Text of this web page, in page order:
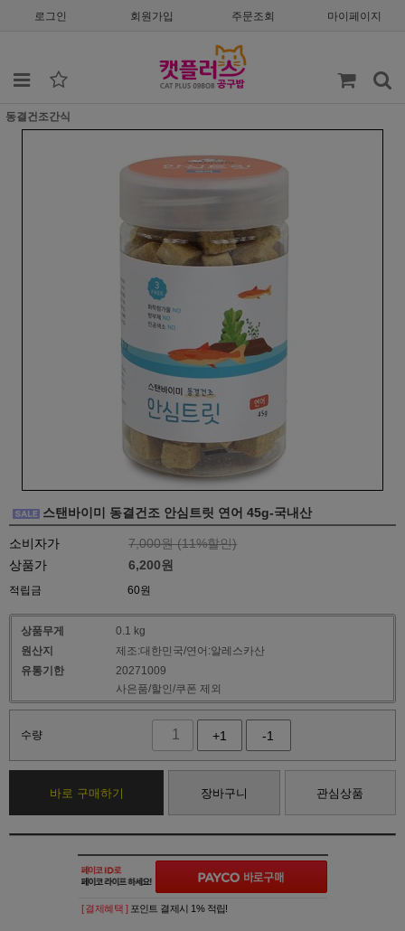
로그인 회원가입 주문조회 마이페이지
동결건조간식
스탠바이미 동결건조 안심트릿 연어 45g-국내산
소비자가 7,000원 (11%할인)
상품가
6,200원
적립금 60원
상품무게
0.1 kg
원산지
제조:대한민국/연어:알레스카산
유통기한
20271009
사은품/할인/쿠폰 제외
수량 +1 -1
바로 구매하기 장바구니 관심상품
[ 결제혜택 ] 포인트 결제시 1% 적립!